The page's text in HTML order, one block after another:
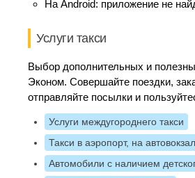
На Android: приложение не
Услуги такси
Выбор дополнительных и
Эконом. Совершайте поездки,
отправляйте посылки и
Услуги междугороднего такси
Такси в аэропорт, на
Автомобили с наличием